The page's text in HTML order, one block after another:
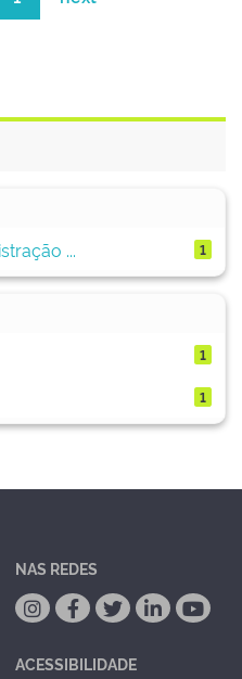
...
1
1
1
NAS REDES
ACESSIBILIDADE